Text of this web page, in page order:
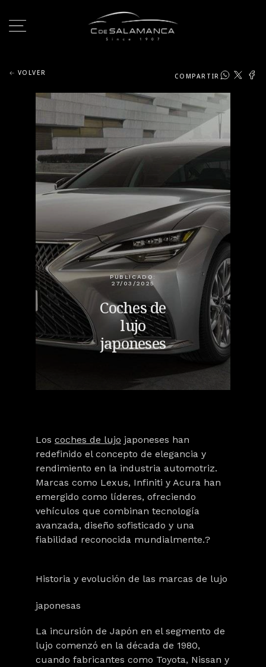
VOLVER COMPARTIR
PUBLICADO:
27/03/2025
Coches de
lujo
japoneses
Los coches de lujo japoneses han
redefinido el concepto de elegancia y
rendimiento en la industria automotriz.
Marcas como Lexus, Infiniti y Acura han
emergido como líderes, ofreciendo
vehículos que combinan tecnología
avanzada, diseño sofisticado y una
fiabilidad reconocida mundialmente.?
Historia y evolución de las marcas de lujo
japonesas
La incursión de Japón en el segmento de
lujo comenzó en la década de 1980,
cuando fabricantes como Toyota, Nissan y